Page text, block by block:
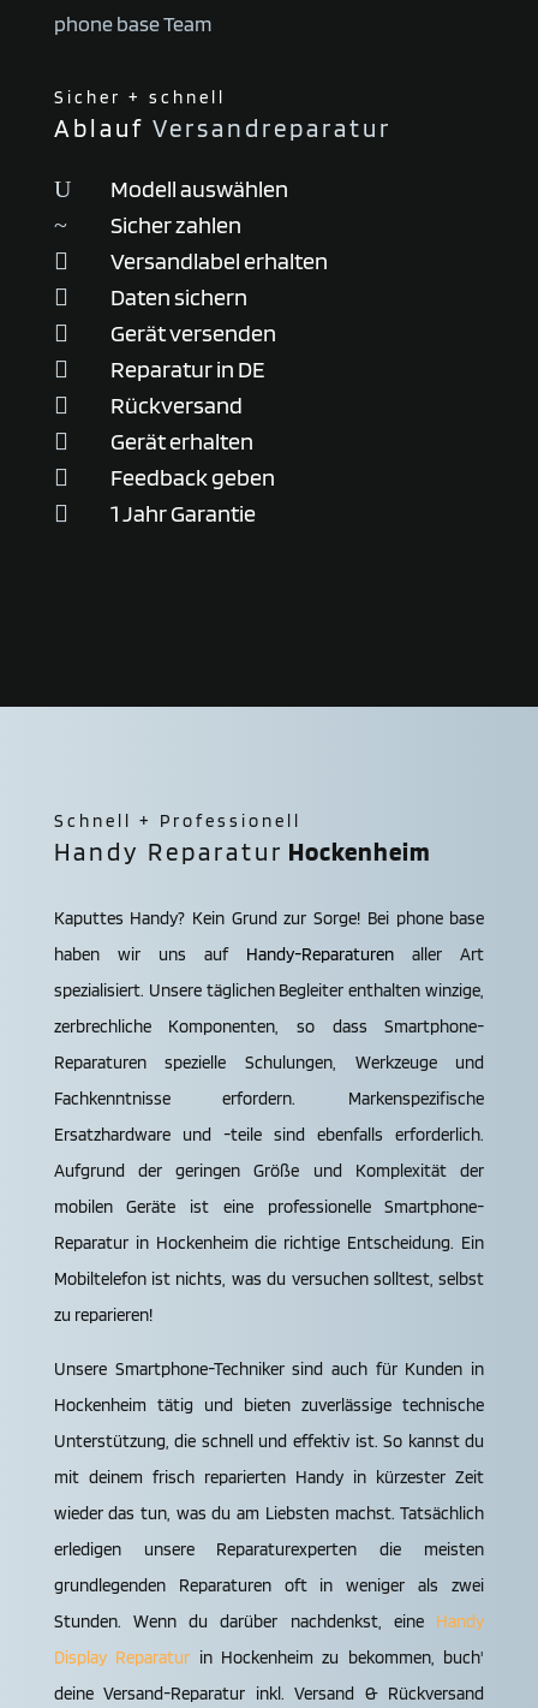
phone base Team
Sicher + schnell
Ablauf Versandreparatur
U Modell auswählen
~ Sicher zahlen
 Versandlabel erhalten
 Daten sichern
 Gerät versenden
 Reparatur in DE
 Rückversand
 Gerät erhalten
 Feedback geben
 1 Jahr Garantie
Schnell + Professionell
Handy Reparatur Hocken­heim
Kaputtes Handy? Kein Grund zur Sorge! Bei phone base
haben wir uns aufHandy-Reparaturenaller Art
spezialisiert. Unsere täglichen Begleiter enthalten winzige,
zerbrechliche Komponenten, so dass Smartphone-
Reparaturen spezielle Schulungen, Werkzeuge und
Fachkenntnisse erfordern. Markenspezifische
Ersatzhardware und -teile sind ebenfalls erforderlich.
Aufgrund der geringen Größe und Komplexität der
mobilen Geräte ist eine professionelle Smartphone-
Reparatur in Hocken­heim die richtige Entscheidung. Ein
Mobiltelefon ist nichts, was du versuchen solltest, selbst
zu reparieren!
Unsere Smartphone-Techniker sind auch für Kunden in
Hocken­heim tätig und bieten zuverlässige technische
Unterstützung, die schnell und effektiv ist. So kannst du
mit deinem frisch reparierten Handy in kürzester Zeit
wieder das tun, was du am Liebsten machst. Tatsächlich
erledigen unsere Reparaturexperten die meisten
grundlegenden Reparaturen oft in weniger als zwei
Stunden. Wenn du darüber nachdenkst, eine Handy
Display Reparatur in Hocken­heim zu bekommen, buch'
deine Versand-Reparatur inkl. Versand & Rückversand